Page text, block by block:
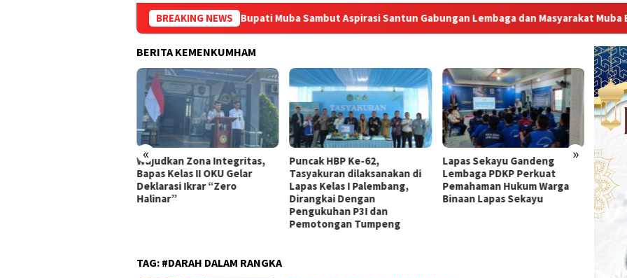
BREAKING NEWS
Bupati Muba Sambut Aspirasi Santun Gabungan Lembaga dan Masyarakat Muba Bersatu Lapas
BERITA KEMENKUMHAM
« »
Wujudkan Zona Integritas,
Bapas Kelas II OKU Gelar
Deklarasi Ikrar “Zero
Halinar”
Puncak HBP Ke-62,
Tasyakuran dilaksanakan di
Lapas Kelas I Palembang,
Dirangkai Dengan
Pengukuhan P3I dan
Pemotongan Tumpeng
Lapas Sekayu Gandeng
Lembaga PDKP Perkuat
Pemahaman Hukum Warga
Binaan Lapas Sekayu
I
TAG: #DARAH DALAM RANGKA